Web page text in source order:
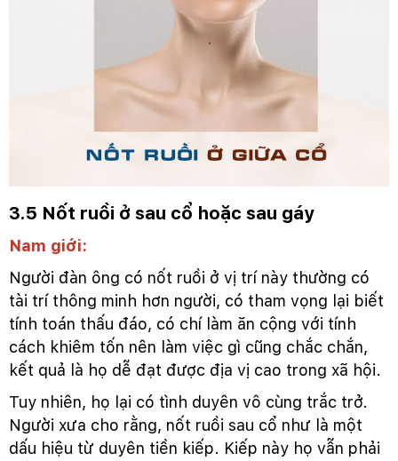
3.5 Nốt ruồi ở sau cổ hoặc sau gáy
Nam giới:
Người đàn ông có nốt ruồi ở vị trí này thường có
tài trí thông minh hơn người, có tham vọng lại biết
tính toán thấu đáo, có chí làm ăn cộng với tính
cách khiêm tốn nên làm việc gì cũng chắc chắn,
kết quả là họ dễ đạt được địa vị cao trong xã hội.
Tuy nhiên, họ lại có tình duyên vô cùng trắc trở.
Người xưa cho rằng, nốt ruồi sau cổ như là một
dấu hiệu từ duyên tiền kiếp. Kiếp này họ vẫn phải